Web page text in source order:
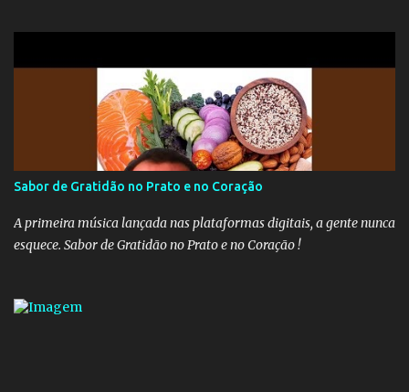
a publicação, a reforma da Previdência Social também está sendo
analisada pelos governadores, que querem subir a taxa de
recolhimento. Nesse caso, seriam atingidos os inativos da União e
dos estados. Atualmente, o teto do INSS é de R$ 5.189,82
Sabor de Gratidão no Prato e no Coração
A primeira música lançada nas plataformas digitais, a gente nunca
esquece. Sabor de Gratidão no Prato e no Coração !